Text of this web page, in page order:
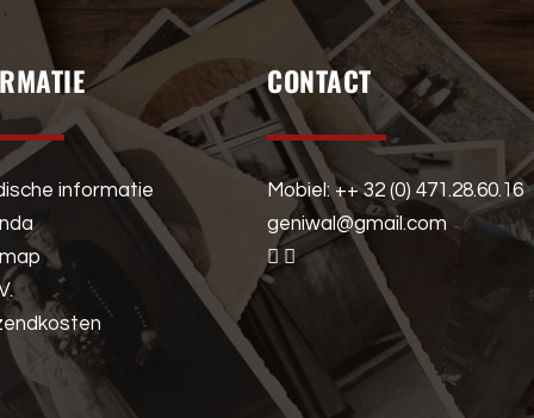
informatie
CONTACT
Mobiel: ++ 32 (0) 471.28.60.16
geniwal@gmail.com